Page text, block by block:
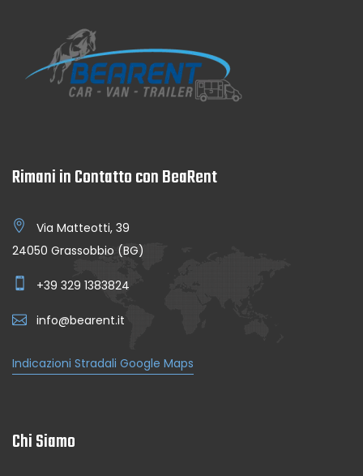
Rimani in Contatto con BeaRent
Via Matteotti, 39
24050 Grassobbio (BG)
+39 329 1383824
info@bearent.it
Indicazioni Stradali Google Maps
Chi Siamo